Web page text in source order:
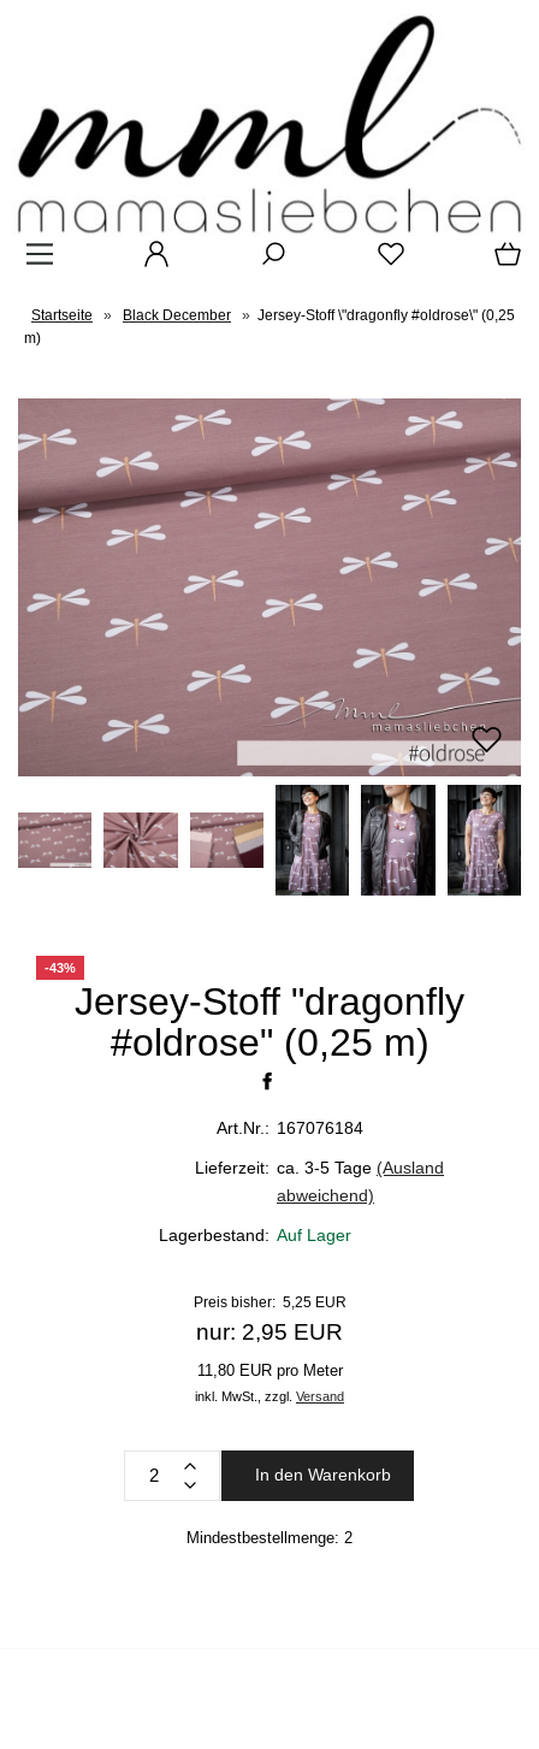
Startseite » Black December » Jersey-Stoff \"dragonfly #oldrose\" (0,25
m)
Jersey-Stoff "dragonfly
#oldrose" (0,25 m)
-43%
Art.Nr.: 167076184
Lieferzeit: ca. 3-5 Tage (Ausland
abweichend)
Lagerbestand: Auf Lager
Preis bisher: 5,25 EUR
nur: 2,95 EUR
11,80 EUR pro Meter
inkl. MwSt., zzgl. Versand
In den Warenkorb
Mindestbestellmenge: 2